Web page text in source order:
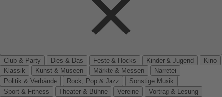
Club & Party Dies & Das Feste & Hocks Kinder & Jugend
Kino
Klassik
Kunst & Museen Märkte & Messen
Narretei
Politik & Verbände
Rock, Pop & Jazz
Sonstige Musik
Sport & Fitness
Theater & Bühne Vereine
Vortrag & Lesung